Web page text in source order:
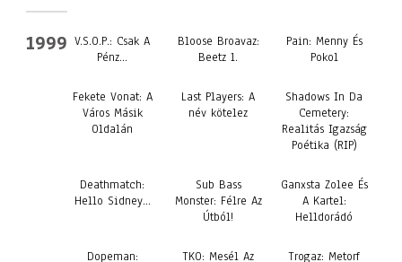
1999 V.S.O.P.: Csak A
Pénz…
Bloose Broavaz:
Beetz 1.
Pain: Menny És
Pokol
Fekete Vonat: A
Város Másik
Oldalán
Last Players: A
név kötelez
Shadows In Da
Cemetery:
Realitás Igazság
Poétika (RIP)
Deathmatch:
Hello Sidney…
Sub Bass
Monster: Félre Az
Útból!
Ganxsta Zolee És
A Kartel:
Helldorádó
Dopeman: TKO: Mesél Az Trogaz: Metorf